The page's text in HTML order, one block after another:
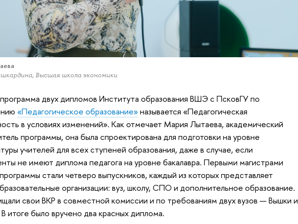
Высшая школа экономики
двух дипломов Института образования ВШЭ с ПсковГУ по
«Педагогическое образование»называется «Педагогическая
в условиях изменений». Как отмечает Мария Лытаева, академический
программы, она была спроектирована для подготовки на уровне
учителей для всех ступеней образования, даже в случае, если
не имеют диплома педагога на уровне бакалавра. Первыми магистрами
стали четверо выпускников, каждый из которых представляет
организации: вуз, школу, СПО и дополнительное образование.
свои ВКР в совместной комиссии и по требованиям двух вузов — Вышки и
итоге было вручено два красных диплома.